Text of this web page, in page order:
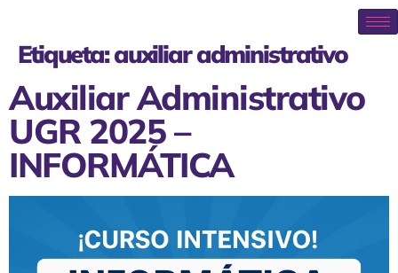
Etiqueta:auxiliar administrativo
Auxiliar Administrativo
UGR 2025 –
INFORMÁTICA